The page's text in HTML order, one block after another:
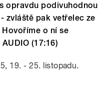
opravdu podivuhodnou
zvláště pak vetřelec ze
o ní se
(17:16)
19. - 25. listopadu.